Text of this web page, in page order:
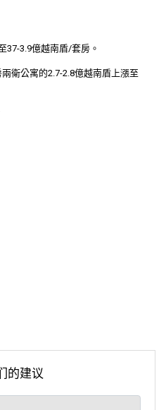
37-3.9億越南盾/套房。
衛公寓的2.7-2.8億越南盾上漲至
的建议